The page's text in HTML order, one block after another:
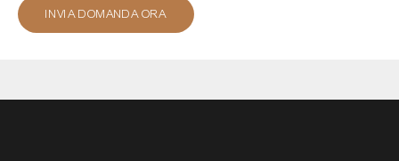
INVIA DOMANDA ORA